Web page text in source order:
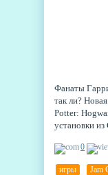
Фанаты
так ли?
Potter:
установки
ней есть
0
игры Jam